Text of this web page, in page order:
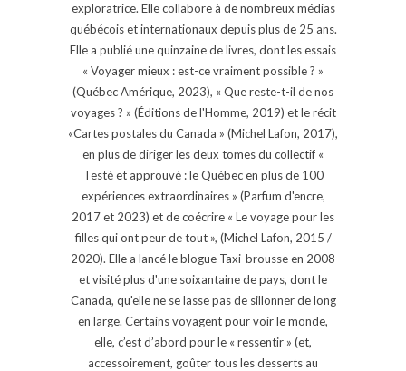
exploratrice. Elle collabore à de nombreux médias
québécois et internationaux depuis plus de 25 ans.
Elle a publié une quinzaine de livres, dont les essais
« Voyager mieux : est-ce vraiment possible ? »
(Québec Amérique, 2023), « Que reste-t-il de nos
voyages ? » (Éditions de l'Homme, 2019) et le récit
«Cartes postales du Canada » (Michel Lafon, 2017),
en plus de diriger les deux tomes du collectif «
Testé et approuvé : le Québec en plus de 100
expériences extraordinaires » (Parfum d'encre,
2017 et 2023) et de coécrire « Le voyage pour les
filles qui ont peur de tout », (Michel Lafon, 2015 /
2020). Elle a lancé le blogue Taxi-brousse en 2008
et visité plus d'une soixantaine de pays, dont le
Canada, qu'elle ne se lasse pas de sillonner de long
en large. Certains voyagent pour voir le monde,
elle, c’est d’abord pour le « ressentir » (et,
accessoirement, goûter tous les desserts au